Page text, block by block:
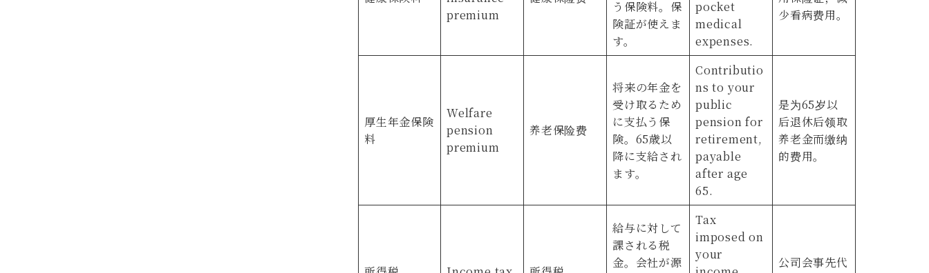
premium
う保険料。保
険証が使えま
す。
pocket
medical
expenses.
少看病费用。
厚生年金保険
料
Welfare
pension
premium
养老保险费
将来の年金を
受け取るため
に支払う保
険。65歳以
降に支給され
ます。
Contributio
ns to your
public
pension for
retirement,
payable
after age
65.
是为65岁以
后退休后领取
养老金而缴纳
的费用。
給与に対して
課される税
金。会社が源
Tax
imposed on
your
公司会事先代